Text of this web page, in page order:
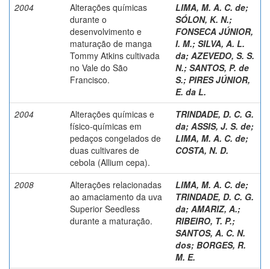
2004
Alterações químicas
durante o
desenvolvimento e
maturação de manga
Tommy Atkins cultivada
no Vale do São
Francisco.
LIMA, M. A. C. de;
SÓLON, K. N.;
FONSECA JÚNIOR,
I. M.; SILVA, A. L.
da; AZEVEDO, S. S.
N.; SANTOS, P. de
S.; PIRES JÚNIOR,
E. da L.
2004
Alterações químicas e
físico-químicas em
pedaços congelados de
duas cultivares de
cebola (Allium cepa).
TRINDADE, D. C. G.
da; ASSIS, J. S. de;
LIMA, M. A. C. de;
COSTA, N. D.
2008
Alterações relacionadas
ao amaciamento da uva
Superior Seedless
durante a maturação.
LIMA, M. A. C. de;
TRINDADE, D. C. G.
da; AMARIZ, A.;
RIBEIRO, T. P.;
SANTOS, A. C. N.
dos; BORGES, R.
M. E.